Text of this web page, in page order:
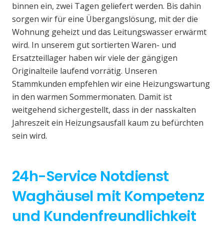
binnen ein, zwei Tagen geliefert werden. Bis dahin
sorgen wir für eine Übergangslösung, mit der die
Wohnung geheizt und das Leitungswasser erwärmt
wird. In unserem gut sortierten Waren- und
Ersatzteillager haben wir viele der gängigen
Originalteile laufend vorrätig. Unseren
Stammkunden empfehlen wir eine Heizungswartung
in den warmen Sommermonaten. Damit ist
weitgehend sichergestellt, dass in der nasskalten
Jahreszeit ein Heizungsausfall kaum zu befürchten
sein wird.
24h-Service Notdienst
Waghäusel mit Kompetenz
und Kundenfreundlichkeit